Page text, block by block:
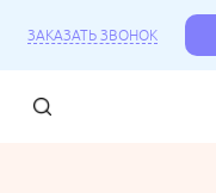
ЗАКАЗАТЬ ЗВОНОК